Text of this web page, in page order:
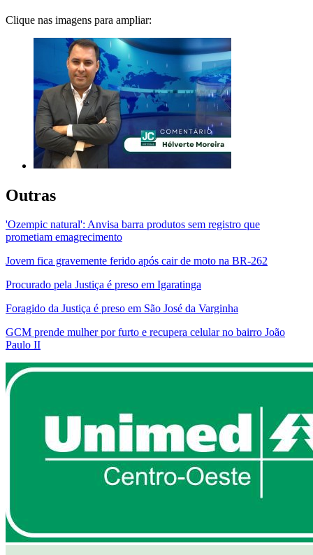
Clique nas imagens para ampliar:
Outras
'Ozempic natural': Anvisa barra produtos sem registro que
prometiam emagrecimento
Jovem fica gravemente ferido após cair de moto na BR-262
Procurado pela Justiça é preso em Igaratinga
Foragido da Justiça é preso em São José da Varginha
GCM prende mulher por furto e recupera celular no bairro João
Paulo II